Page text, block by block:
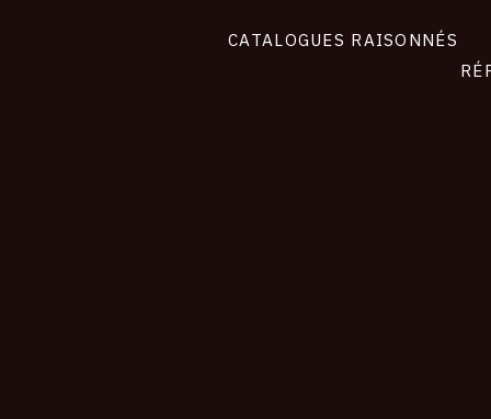
CATALOGUES RAISONNÉS